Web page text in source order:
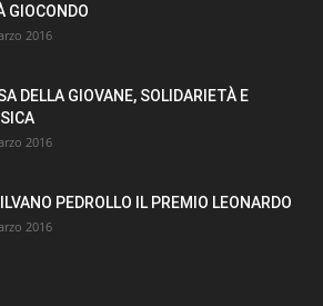
GIOCONDO
2016
DELLA GIOVANE, SOLIDARIETÀ E
2016
PEDROLLO IL PREMIO LEONARDO
2016